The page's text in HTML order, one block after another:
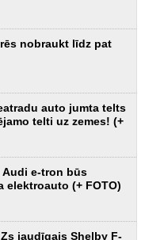
nobraukt līdz pat
auto jumta telts
telti uz zemes! (+
Audi e-tron būs
elektroauto (+ FOTO)
jaudīgais Shelby F-